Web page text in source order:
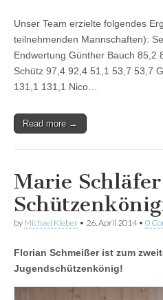
Unser Team erzielte folgendes
teilnehmenden Mannschaften):
Endwertung Günther Bauch 85,2
Schütz 97,4 92,4 51,1 53,7 53,7
131,1 131,1 Nico…
Read more →
Marie
by Michael Kleber • 26. April 2014• 0
Florian Schmeißer ist zum
Jugendschützenkönig!